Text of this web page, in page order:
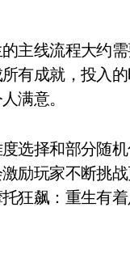
主线流程大约
有成就，投入
满意。
选择和部分随
励玩家不断挑
狂飙：重生有着